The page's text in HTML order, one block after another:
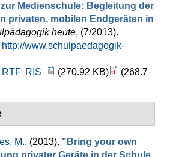
Medienschule: Begleitung der
privaten, mobilen Endgeräten in
heute, (7/2013).
http://www.schulpaedagogik-
RTF RIS (270.92 KB)
(268.7
M.. (2013). "Bring your own
privater Geräte in der Schule.